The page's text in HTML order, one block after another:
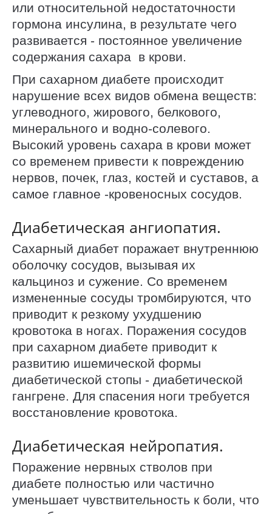
или относительной недостаточности
гормона инсулина, в результате чего
развивается - постоянное увеличение
содержания сахара в крови.
При сахарном диабете происходит
нарушение всех видов обмена веществ:
углеводного, жирового, белкового,
минерального и водно-солевого.
Высокий уровень сахара в крови может
со временем привести к повреждению
нервов, почек, глаз, костей и суставов, а
самое главное -кровеносных сосудов.
Диабетическая ангиопатия.
Сахарный диабет поражает внутреннюю
оболочку сосудов, вызывая их
кальциноз и сужение. Со временем
измененные сосуды тромбируются, что
приводит к резкому ухудшению
кровотока в ногах. Поражения сосудов
при сахарном диабете приводит к
развитию ишемической формы
диабетической стопы - диабетической
гангрене. Для спасения ноги требуется
восстановление кровотока.
Диабетическая нейропатия.
Поражение нервных стволов при
диабете полностью или частично
уменьшает чувствительность к боли, что